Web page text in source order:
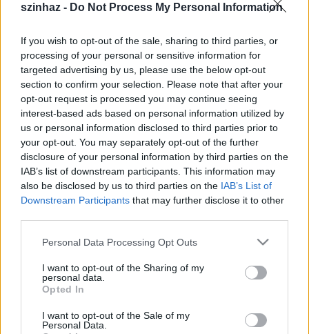
szinhaz - Do Not Process My Personal Information
If you wish to opt-out of the sale, sharing to third parties, or
processing of your personal or sensitive information for
targeted advertising by us, please use the below opt-out
section to confirm your selection. Please note that after your
opt-out request is processed you may continue seeing
interest-based ads based on personal information utilized by
us or personal information disclosed to third parties prior to
your opt-out. You may separately opt-out of the further
disclosure of your personal information by third parties on the
IAB’s list of downstream participants. This information may
also be disclosed by us to third parties on the IAB’s List of
Downstream Participants that may further disclose it to other
Please note that this website/app uses one or more Google
not limited to your visit or usage behaviour. You may click to
grant or deny consent to Google and its third-party tags to
use your data for below specified purposes in below Google
consent section.
Personal Data Processing Opt Outs
I want to opt-out of the Sharing of my
personal data.
Opted In
I want to opt-out of the Sale of my
Personal Data.
Fotó: Vásárhelyi Dániel
A második előadás aTeremtésmese: a produkció az
Écsi Gyöngyimesemondó által gyűjtött és
összeállított irodalmi (népköltészeti) és zenei
anyagból készült lemez bábos feldolgozása. Az
előadás az Árgyélus Polgári Társulás és a Kabóca
Bábszínház együttműködésében jött létre a Nemzeti
Kulturális Alap (NKA) és az Emberi Erőforrások
Minisztériuma támogatásával.